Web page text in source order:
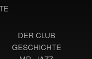
DER CLUB
GESCHICHTE